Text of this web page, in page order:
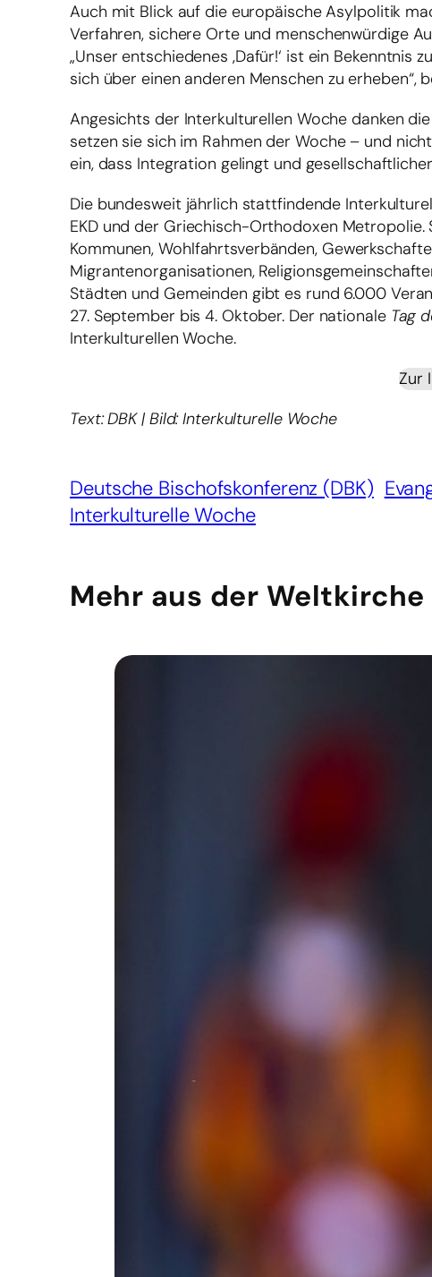
Auch mit Blick auf die europäische Asylpolitik
Verfahren, sichere Orte und menschenwürdige
„Unser entschiedenes ‚Dafür!‘ ist ein Bekenntnis
sich über einen anderen Menschen zu erheben“,
Angesichts der Interkulturellen Woche danken
setzen sie sich im Rahmen der Woche – und
ein, dass Integration gelingt und
Die bundesweit jährlich stattfindende
EKD und der Griechisch-Orthodoxen
Kommunen, Wohlfahrtsverbänden,
Migrantenorganisationen,
Städten und Gemeinden gibt es rund 6.000
27. September bis 4. Oktober. Der nationale Tag
Interkulturellen Woche.
Zur
Text: DBK | Bild: Interkulturelle Woche
Deutsche Bischofskonferenz (DBK)
Interkulturelle Woche
Mehr aus der Weltkirche